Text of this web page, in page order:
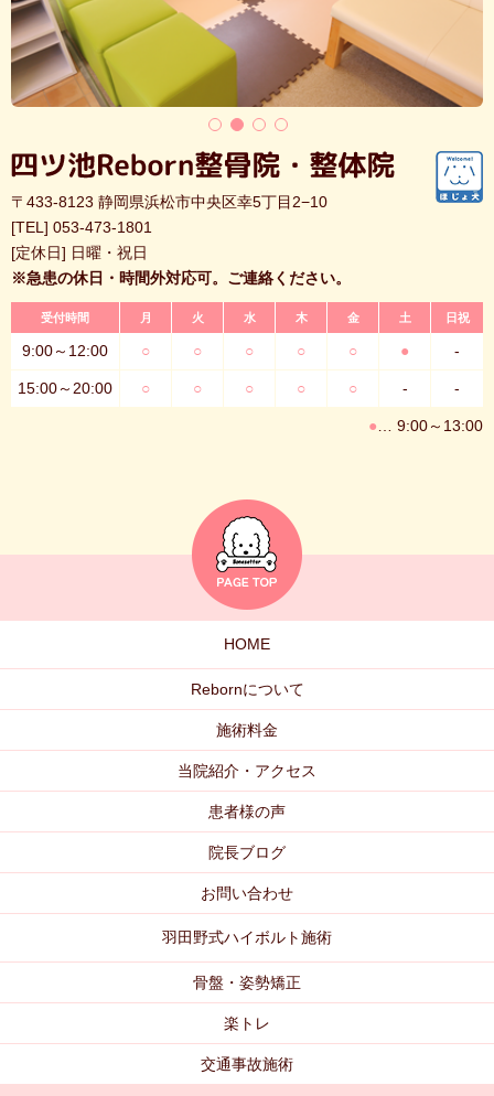
〒433-8123 静岡県浜松市中央区幸5丁目2−10
[TEL] 053-473-1801
[定休日] 日曜・祝日
※急患の休日・時間外対応可。ご連絡ください。
受付時間 月 火 水 木 金 土 日祝
9:00～12:00 ○ ○ ○ ○ ○ ● -
15:00～20:00 ○ ○ ○ ○ ○ - -
● … 9:00～13:00
HOME
Rebornについて
施術料金
当院紹介・アクセス
患者様の声
院長ブログ
お問い合わせ
羽田野式ハイボルト施術
骨盤・姿勢矯正
楽トレ
交通事故施術